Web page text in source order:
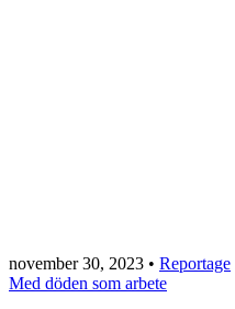
november 30, 2023 • Reportage
Med döden som arbete